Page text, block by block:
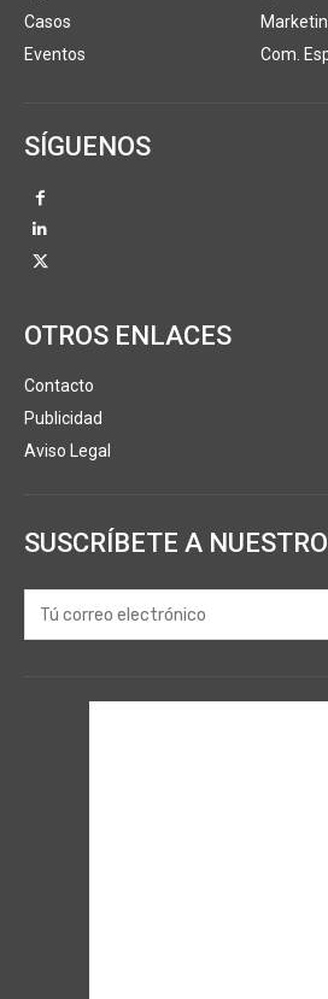
Casos
Eventos
Com.
SÍGUENOS
OTROS ENLACES
Contacto
Publicidad
Aviso Legal
SUSCRÍBETE A